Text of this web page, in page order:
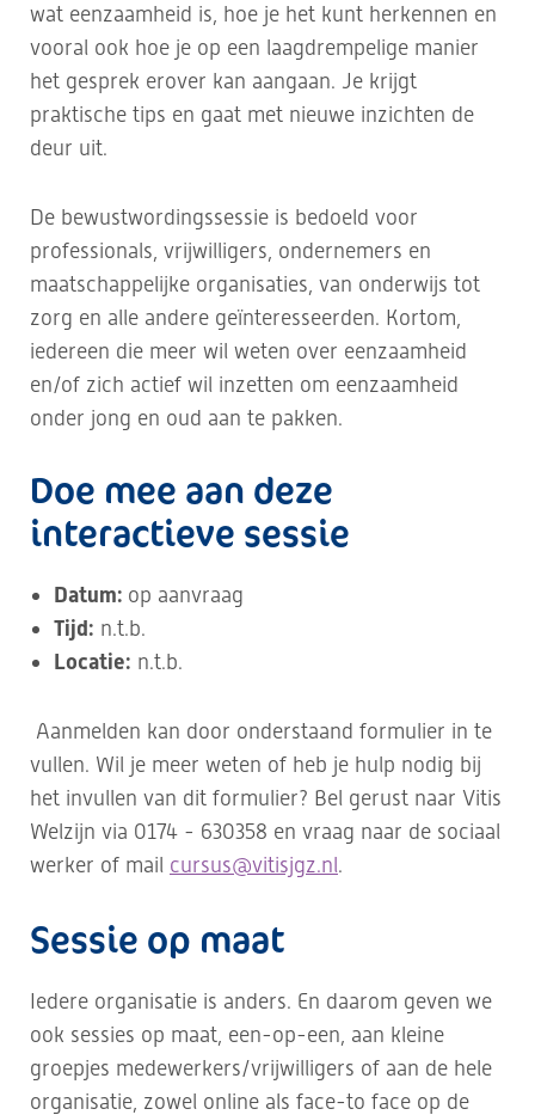
wat eenzaamheid is, hoe je het kunt herkennen en
vooral ook hoe je op een laagdrempelige manier
het gesprek erover kan aangaan. Je krijgt
praktische tips en gaat met nieuwe inzichten de
deur uit.
De bewustwordingssessie is bedoeld voor
professionals, vrijwilligers, ondernemers en
maatschappelijke organisaties, van onderwijs tot
zorg en alle andere geïnteresseerden. Kortom,
iedereen die meer wil weten over eenzaamheid
en/of zich actief wil inzetten om eenzaamheid
onder jong en oud aan te pakken.
Doe mee aan deze
interactieve sessie
Datum: op aanvraag
Tijd: n.t.b.
Locatie: n.t.b.
Aanmelden kan door onderstaand formulier in te
vullen. Wil je meer weten of heb je hulp nodig bij
het invullen van dit formulier? Bel gerust naar Vitis
Welzijn via 0174 - 630358 en vraag naar de sociaal
werker of mail cursus@vitisjgz.nl.
Sessie op maat
Iedere organisatie is anders. En daarom geven we
ook sessies op maat, een-op-een, aan kleine
groepjes medewerkers/vrijwilligers of aan de hele
organisatie, zowel online als face-to face op de